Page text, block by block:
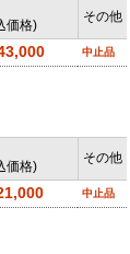
価格)
その他
中止品
価格)
その他
中止品